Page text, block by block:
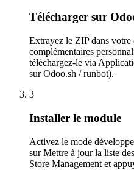
Télécharger sur
Extrayez le ZIP dans votre
complémentaires
téléchargez-le via
sur Odoo.sh / runbot).
3
Installer le module
Activez le mode
sur Mettre à jour la liste
Store Management et